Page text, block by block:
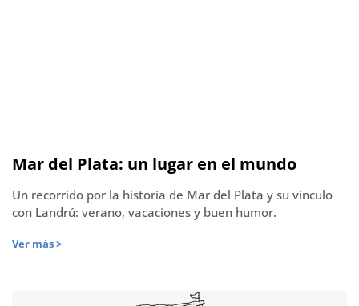
Mar del Plata: un lugar en el mundo
Un recorrido por la historia de Mar del Plata y su vínculo
con Landrú: verano, vacaciones y buen humor.
Ver más >